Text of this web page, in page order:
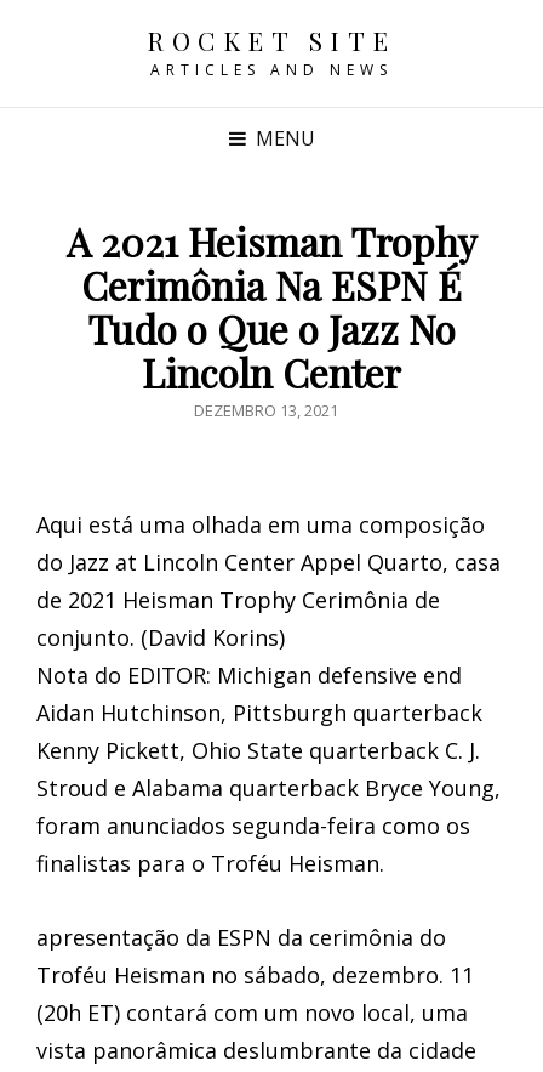
ROCKET SITE
ARTICLES AND NEWS
MENU
A 2021 Heisman Trophy
Cerimônia Na ESPN É
Tudo o Que o Jazz No
Lincoln Center
POSTED
DEZEMBRO 13, 2021
Aqui está uma olhada em uma composição
do Jazz at Lincoln Center Appel Quarto, casa
de 2021 Heisman Trophy Cerimônia de
conjunto. (David Korins)
Nota do EDITOR: Michigan defensive end
Aidan Hutchinson, Pittsburgh quarterback
Kenny Pickett, Ohio State quarterback C. J.
Stroud e Alabama quarterback Bryce Young,
foram anunciados segunda-feira como os
finalistas para o Troféu Heisman.
apresentação da ESPN da cerimônia do
Troféu Heisman no sábado, dezembro. 11
(20h ET) contará com um novo local, uma
vista panorâmica deslumbrante da cidade